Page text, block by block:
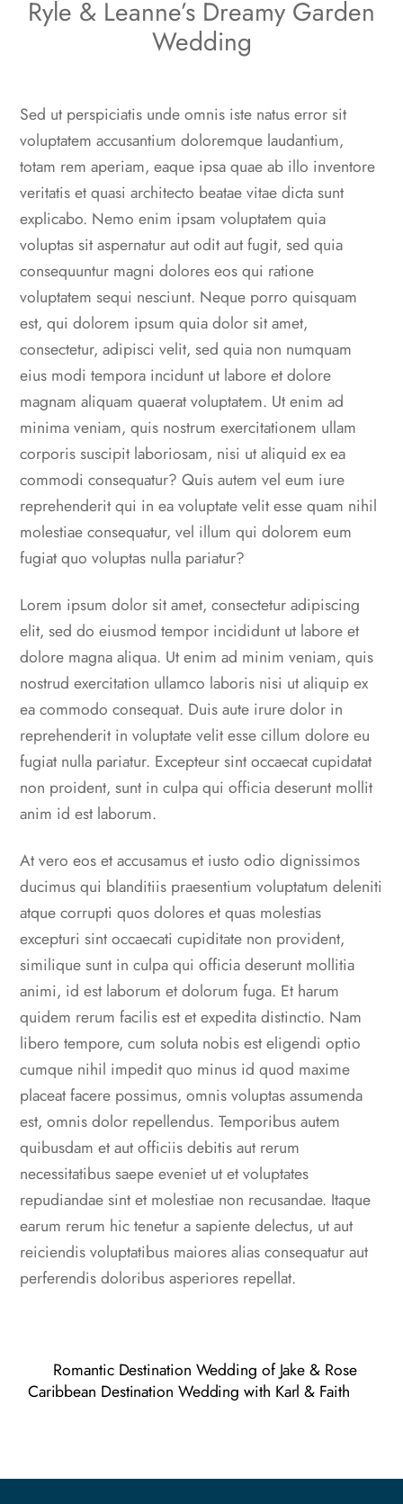
Ryle & Leanne’s Dreamy Garden
Wedding
Sed ut perspiciatis unde omnis iste natus error sit
voluptatem accusantium doloremque laudantium,
totam rem aperiam, eaque ipsa quae ab illo inventore
veritatis et quasi architecto beatae vitae dicta sunt
explicabo. Nemo enim ipsam voluptatem quia
voluptas sit aspernatur aut odit aut fugit, sed quia
consequuntur magni dolores eos qui ratione
voluptatem sequi nesciunt. Neque porro quisquam
est, qui dolorem ipsum quia dolor sit amet,
consectetur, adipisci velit, sed quia non numquam
eius modi tempora incidunt ut labore et dolore
magnam aliquam quaerat voluptatem. Ut enim ad
minima veniam, quis nostrum exercitationem ullam
corporis suscipit laboriosam, nisi ut aliquid ex ea
commodi consequatur? Quis autem vel eum iure
reprehenderit qui in ea voluptate velit esse quam nihil
molestiae consequatur, vel illum qui dolorem eum
fugiat quo voluptas nulla pariatur?
Lorem ipsum dolor sit amet, consectetur adipiscing
elit, sed do eiusmod tempor incididunt ut labore et
dolore magna aliqua. Ut enim ad minim veniam, quis
nostrud exercitation ullamco laboris nisi ut aliquip ex
ea commodo consequat. Duis aute irure dolor in
reprehenderit in voluptate velit esse cillum dolore eu
fugiat nulla pariatur. Excepteur sint occaecat cupidatat
non proident, sunt in culpa qui officia deserunt mollit
anim id est laborum.
At vero eos et accusamus et iusto odio dignissimos
ducimus qui blanditiis praesentium voluptatum deleniti
atque corrupti quos dolores et quas molestias
excepturi sint occaecati cupiditate non provident,
similique sunt in culpa qui officia deserunt mollitia
animi, id est laborum et dolorum fuga. Et harum
quidem rerum facilis est et expedita distinctio. Nam
libero tempore, cum soluta nobis est eligendi optio
cumque nihil impedit quo minus id quod maxime
placeat facere possimus, omnis voluptas assumenda
est, omnis dolor repellendus. Temporibus autem
quibusdam et aut officiis debitis aut rerum
necessitatibus saepe eveniet ut et voluptates
repudiandae sint et molestiae non recusandae. Itaque
earum rerum hic tenetur a sapiente delectus, ut aut
reiciendis voluptatibus maiores alias consequatur aut
perferendis doloribus asperiores repellat.
Romantic Destination Wedding of Jake & Rose
Caribbean Destination Wedding with Karl & Faith